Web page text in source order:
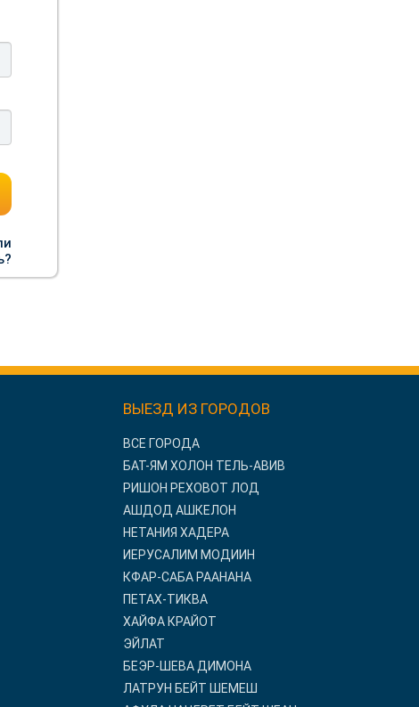
ВЫЕЗД ИЗ ГОРОДОВ
ВСЕ ГОРОДА
БАТ-ЯМ ХОЛОН ТЕЛЬ-АВИВ
РИШОН РЕХОВОТ ЛОД
АШДОД АШКЕЛОН
НЕТАНИЯ ХАДЕРА
ИЕРУСАЛИМ МОДИИН
КФАР-САБА РААНАНА
ПЕТАХ-ТИКВА
ХАЙФА КРАЙОТ
ЭЙЛАТ
БЕЭР-ШЕВА ДИМОНА
ЛАТРУН БЕЙТ ШЕМЕШ